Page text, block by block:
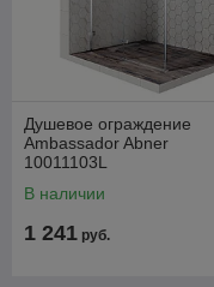
Душевое ограждение
Ambassador Abner
10011103L
В наличии
1 241 руб.